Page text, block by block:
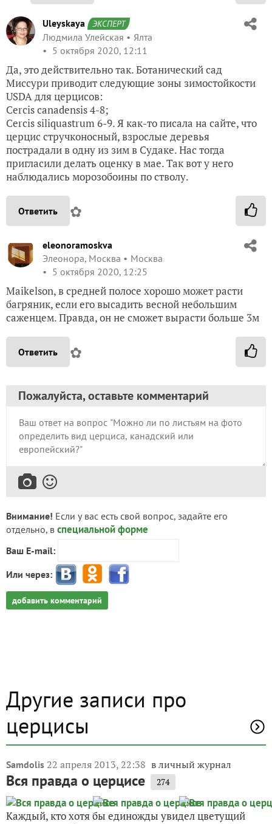
Uleyskaya ЭКСПЕРТ
Людмила Улейская
Ялта
5 октября 2020, 12:11
Да, это действительно так. Ботанический сад
Миссури приводит следующие зоны зимостойкости
USDA для церцисов:
Cercis canadensis 4-8;
Cercis siliquastrum 6-9. Я как-то писала на сайте, что
церцис стручконосный, взрослые деревья
пострадали в одну из зим в Судаке. Нас тогда
пригласили делать оценку в мае. Так вот у него
наблюдались морозобоины по стволу.
Ответить ✿
eleonoramoskva
Элеонора, Москва
Москва
5 октября 2020, 12:25
Maikelson, в средней полосе хорошо может расти
багряник, если его высадить весной небольшим
саженцем. Правда, он не сможет вырасти больше 3м
Ответить ✿
Пожалуйста, оставьте комментарий
Внимание! Если у вас есть свой вопрос, задайте его
отдельно, в специальной форме
Ваш E-mail:
Или через:
добавить комментарий
Другие записи про
церцисы
Samdolis 22 апреля 2013, 22:38 в личный журнал
Вся правда о церцисе 274
Каждый, кто хотя бы единожды увидел цветущий